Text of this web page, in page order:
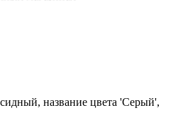
название цвета 'Серый',